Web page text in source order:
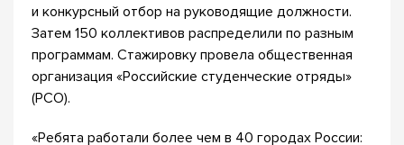
и конкурсный отбор на руководящие должности.
Затем 150 коллективов распределили по разным
программам. Стажировку провела общественная
организация «Российские студенческие отряды»
(РСО).
«Ребята работали более чем в 40 городах России: